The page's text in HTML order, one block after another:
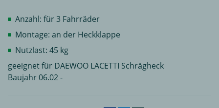
Anzahl: für 3 Fahrräder
Montage: an der Heckklappe
Nutzlast: 45 kg
geeignet für DAEWOO LACETTI Schrägheck
Baujahr 06.02 -